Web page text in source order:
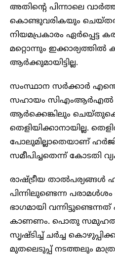
അതിന്റെ പിന്നാലെ
കൊണ്ടുവരികയും
നിയമപ്രകാരം ഏര്‍പ്പെട്ട
മറ്റൊന്നും ഇക്കാര്യത്തില്‍
ആര്‍ക്കുമായിട്ടില്ല.
സംസ്ഥാന സര്‍ക്കാര്‍
സഹായം സിഎംആര്‍എല്‍
ആര്‍ക്കെങ്കിലും
തെളിയിക്കാനായില്ല.
പോലുമില്ലാതെയാണ്
സമീപിച്ചതെന്ന് കോടതി
രാഷ്ട്രീയ താല്‍പര്യങ്ങള്‍
പിന്നിലുണ്ടെന്ന
ഭാഗമായി
കാണണം. പൊതു
സൃഷ്ടിച്ച് ചര്‍ച്ച
മുതലെടുപ്പ് നടത്തലും